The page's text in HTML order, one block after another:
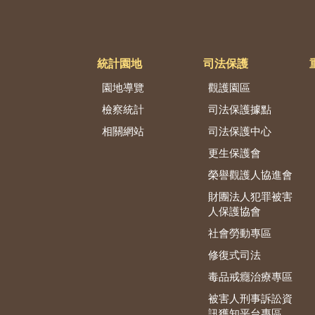
統計園地
園地導覽
檢察統計
相關網站
司法保護
觀護園區
司法保護據點
司法保護中心
更生保護會
榮譽觀護人協進會
財團法人犯罪被害
人保護協會
社會勞動專區
修復式司法
毒品戒癮治療專區
被害人刑事訴訟資